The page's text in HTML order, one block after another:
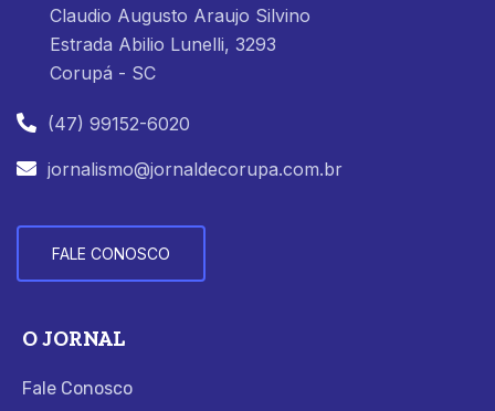
Claudio Augusto Araujo Silvino
Estrada Abilio Lunelli, 3293
Corupá - SC
(47) 99152-6020
jornalismo@jornaldecorupa.com.br
FALE CONOSCO
O JORNAL
Fale Conosco